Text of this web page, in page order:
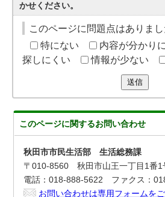
かせください。
このページに問題点はありま
特にない
内容が分かり
探しにくい
情報が少ない
送信
このページに関するお問い合わせ
秋田市市民生活部 生活総務課
〒010-8560 秋田市山王一丁目1番
電話：018-888-5622 ファクス：
お問い合わせは専用フォームをご